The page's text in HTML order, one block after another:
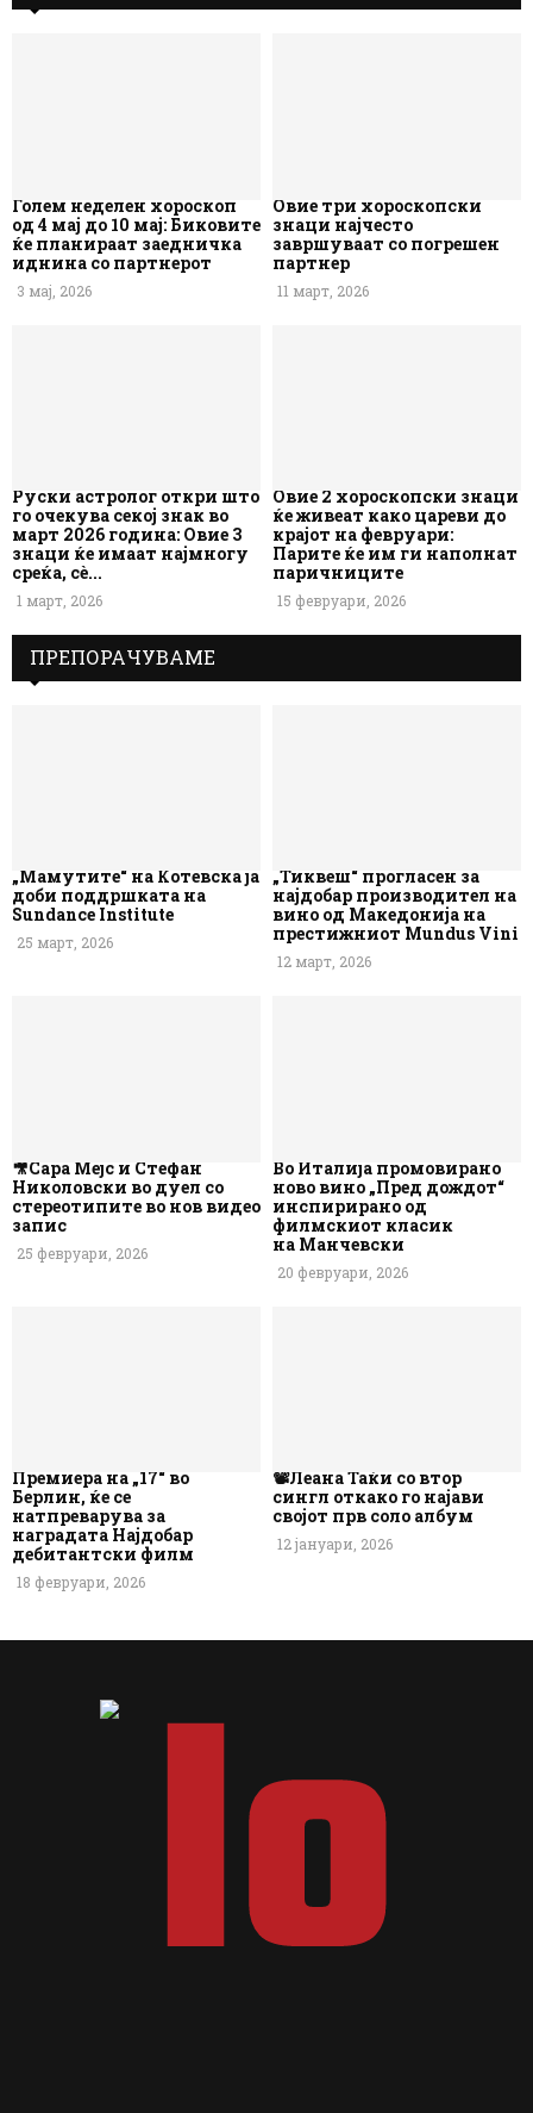
Голем неделен хороскоп
од 4 мај до 10 мај: Биковите
ќе планираат заедничка
иднина со партнерот
3 мај, 2026
Овие три хороскопски
знаци најчесто
завршуваат со погрешен
партнер
11 март, 2026
Руски астролог откри што
го очекува секој знак во
март 2026 година: Овие 3
знаци ќе имаат најмногу
среќа, сè...
1 март, 2026
Овие 2 хороскопски знаци
ќе живеат како цареви до
крајот на февруари:
Парите ќе им ги наполнат
паричниците
15 февруари, 2026
ПРЕПОРАЧУВАМЕ
„Мамутите“ на Котевска ја
доби поддршката на
Sundance Institute
25 март, 2026
„Тиквеш“ прогласен за
најдобар производител на
вино од Македонија на
престижниот Mundus Vini
12 март, 2026
🎥Сара Мејс и Стефан
Николовски во дуел со
стереотипите во нов видео
запис
25 февруари, 2026
Во Италија промовирано
ново вино „Пред дождот“
инспирирано од
филмскиот класик
на Манчевски
20 февруари, 2026
Премиера на „17“ во
Берлин, ќе се
натпреварува за
наградата Најдобар
дебитантски филм
18 февруари, 2026
📽️Леана Таќи со втор
сингл откако го најави
својот прв соло албум
12 јануари, 2026